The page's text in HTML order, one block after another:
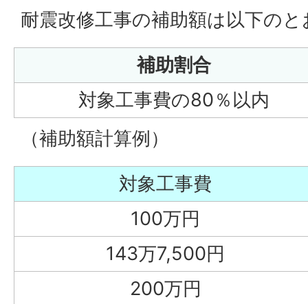
耐震改修工事の補助額は以下の
補助割合
対象工事費の80％以内
（補助額計算例）
対象工事費
100万円
143万7,500円
200万円